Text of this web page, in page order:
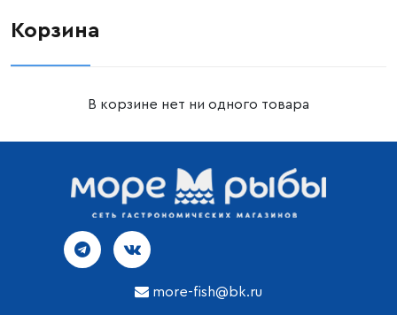
Корзина
В корзине нет ни одного товара
more-fish@bk.ru